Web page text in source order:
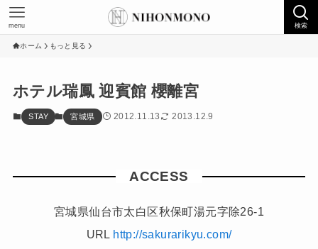
検索
menu
ホーム もっと見る
ホテル瑞鳳 迎賓館 櫻離宮
STAY 宮城県 2012.11.13 2013.12.9
ACCESS
宮城県仙台市太白区秋保町湯元字除26-1
URL http://sakurarikyu.com/